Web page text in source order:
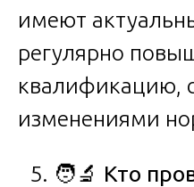
имеют
регулярно
квалификацию,
изменениями
🧑‍🔬 Кто